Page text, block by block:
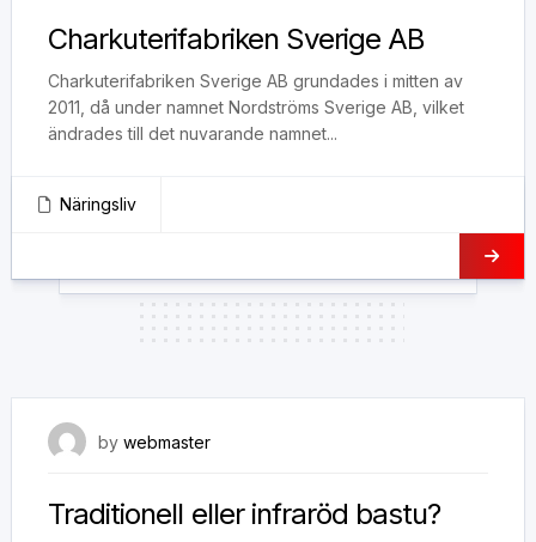
Charkuterifabriken Sverige AB
Charkuterifabriken Sverige AB grundades i mitten av
2011, då under namnet Nordströms Sverige AB, vilket
ändrades till det nuvarande namnet...
Näringsliv
by webmaster
Traditionell eller infraröd bastu?